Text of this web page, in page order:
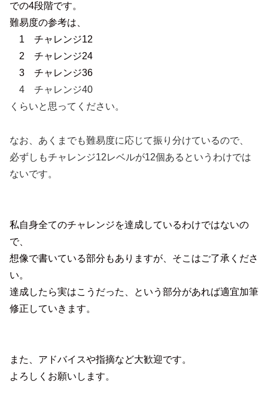
での4段階です。
難易度の参考は、
1 チャレンジ12
2 チャレンジ24
3 チャレンジ36
4 チャレンジ40
くらいと思ってください。
なお、あくまでも難易度に応じて振り分けているので、
必ずしもチャレンジ12レベルが12個あるというわけでは
ないです。
私自身全てのチャレンジを達成しているわけではないの
で、
想像で書いている部分もありますが、そこはご了承くださ
い。
達成したら実はこうだった、という部分があれば適宜加筆
修正していきます。
また、アドバイスや指摘など大歓迎です。
よろしくお願いします。